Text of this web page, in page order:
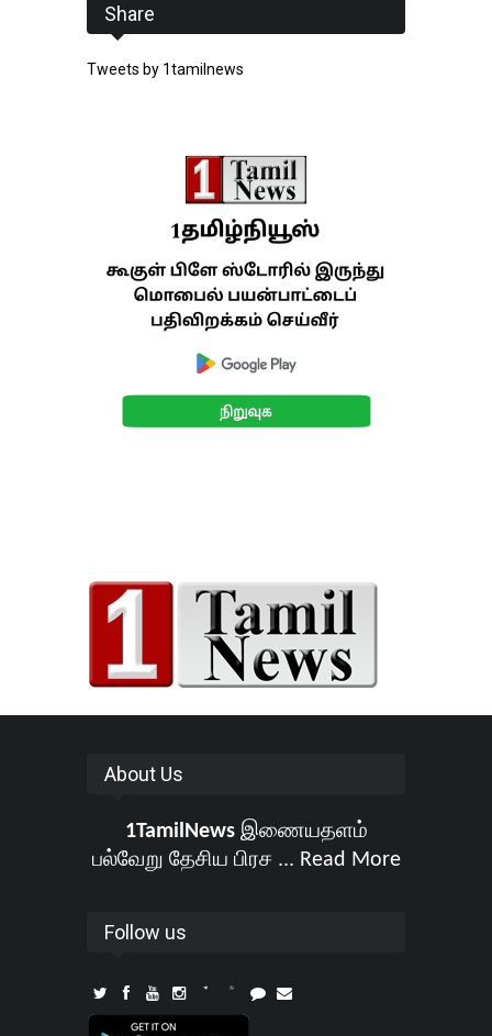
Share
Tweets by 1tamilnews
About Us
1TamilNewsஇணையதளம்
பல்வேறு தேசிய பிரச ... Read More
Follow us